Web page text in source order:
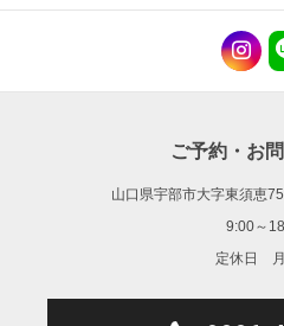
ご予約・お
山口県宇部市大字東須恵
9:00～
定休日